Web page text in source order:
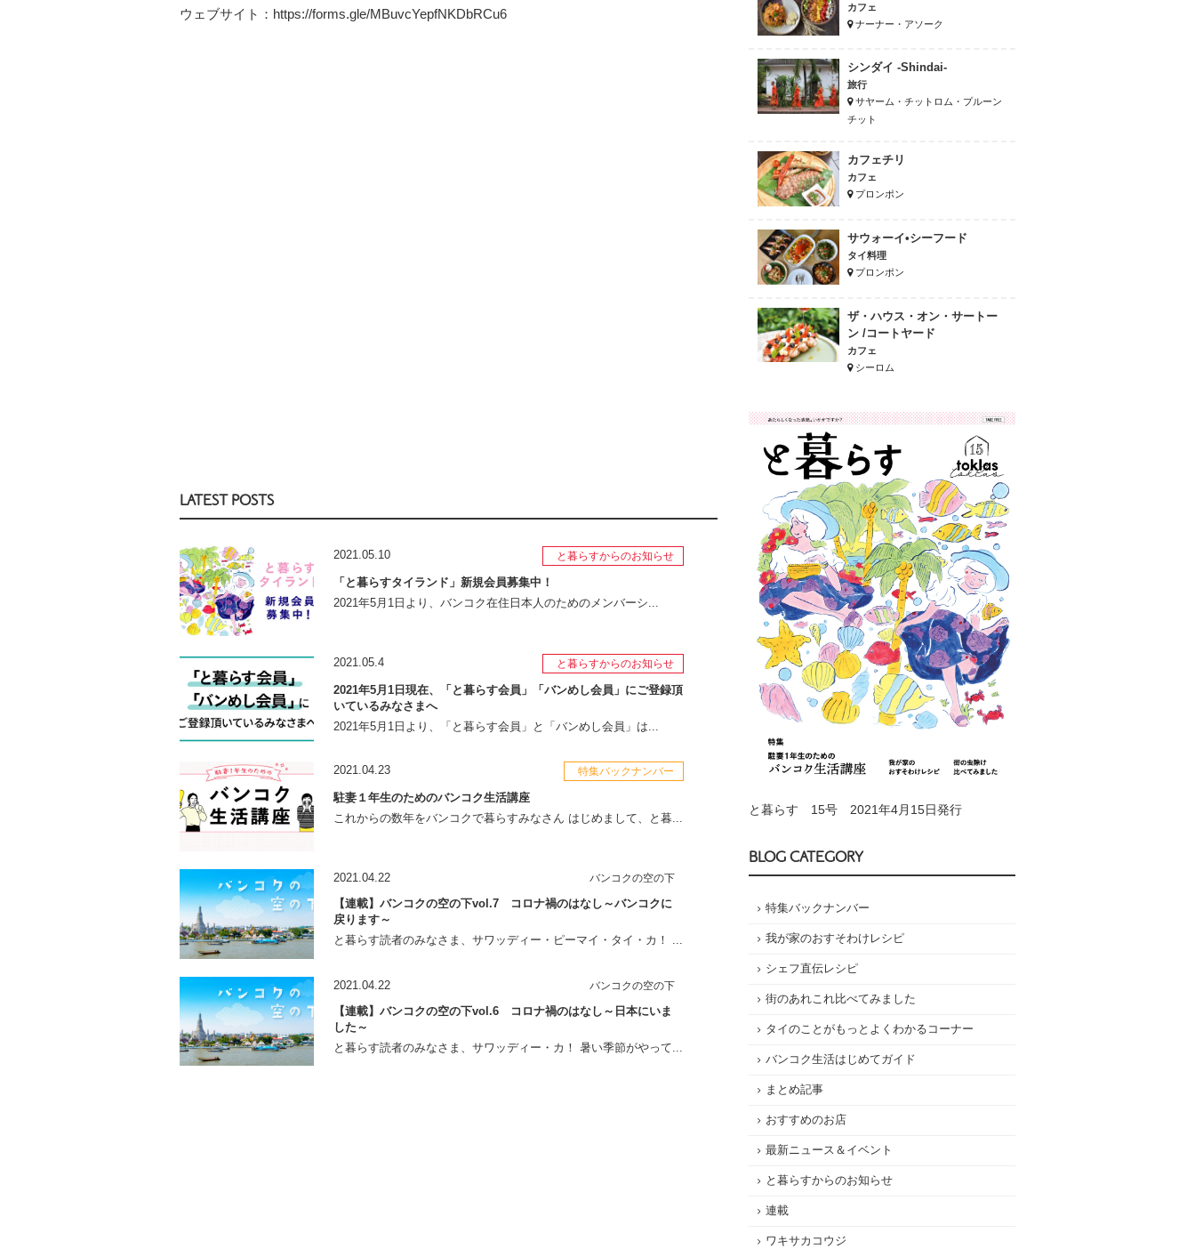
ウェブサイト： https://forms.gle/MBuvcYepfNKDbRCu6
LATEST POSTS
2021.05.10 と暮らすからのお知らせ
「と暮らすタイランド」新規会員募集中！
2021年5月1日より、バンコク在住日本人のためのメンバーシ...
2021.05.4 と暮らすからのお知らせ
2021年5月1日現在、「と暮らす会員」「バンめし会員」にご登録頂
いているみなさまへ
2021年5月1日より、「と暮らす会員」と「バンめし会員」は...
2021.04.23 特集バックナンバー
駐妻１年生のためのバンコク生活講座
これからの数年をバンコクで暮らすみなさん はじめまして、と暮...
2021.04.22 バンコクの空の下
【連載】バンコクの空の下vol.7 コロナ禍のはなし～バンコクに
戻ります～
と暮らす読者のみなさま、サワッディー・ピーマイ・タイ・カ！ ...
2021.04.22 バンコクの空の下
【連載】バンコクの空の下vol.6 コロナ禍のはなし～日本にいま
した～
と暮らす読者のみなさま、サワッディー・カ！ 暑い季節がやって...
カフェ
ナーナー・アソーク
シンダイ -Shindai-
旅行
サヤーム・チットロム・プルーン
チット
カフェチリ
カフェ
プロンポン
サウォーイ•シーフード
タイ料理
プロンポン
ザ・ハウス・オン・サートー
ン /コートヤード
カフェ
シーロム
と暮らす 15号 2021年4月15日発行
BLOG CATEGORY
特集バックナンバー
我が家のおすそわけレシピ
シェフ直伝レシピ
街のあれこれ比べてみました
タイのことがもっとよくわかるコーナー
バンコク生活はじめてガイド
まとめ記事
おすすめのお店
最新ニュース＆イベント
と暮らすからのお知らせ
連載
ワキサカコウジ